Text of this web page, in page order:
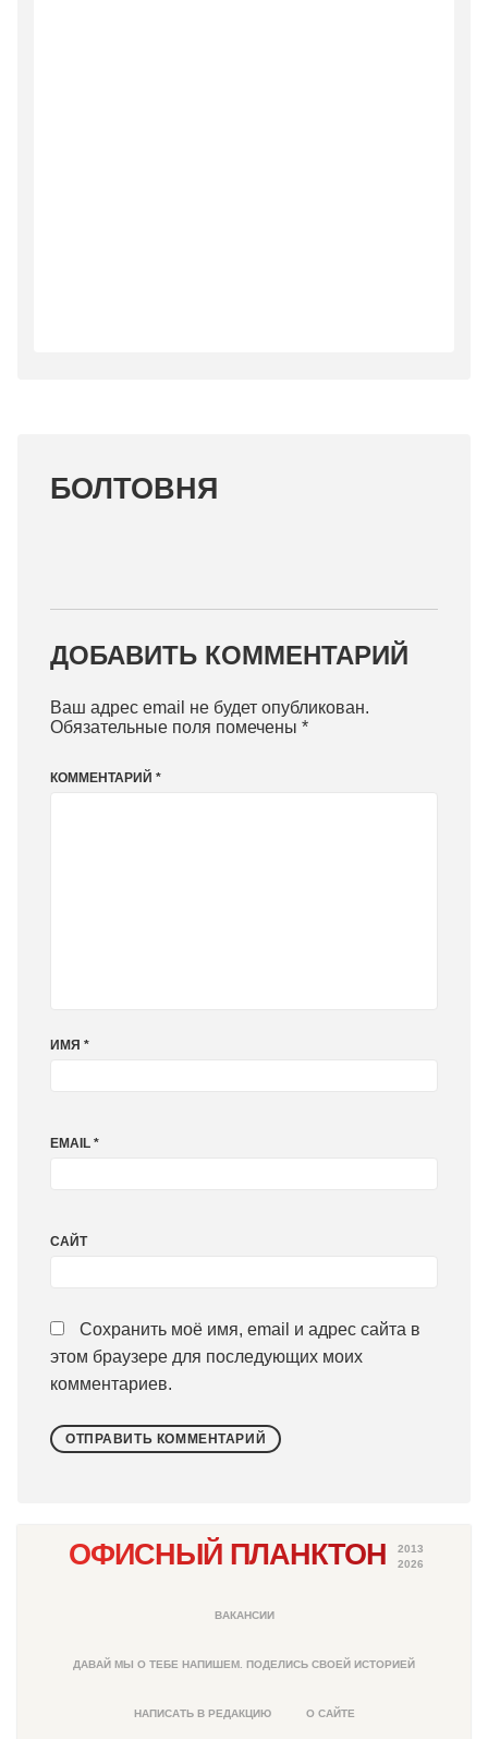
БОЛТОВНЯ
ДОБАВИТЬ КОММЕНТАРИЙ
Ваш адрес email не будет опубликован.
Обязательные поля помечены *
КОММЕНТАРИЙ *
ИМЯ *
EMAIL *
САЙТ
Сохранить моё имя, email и адрес сайта в
этом браузере для последующих моих
комментариев.
ОФИСНЫЙ ПЛАНКТОН
2013
2026
ВАКАНСИИ
ДАВАЙ МЫ О ТЕБЕ НАПИШЕМ. ПОДЕЛИСЬ СВОЕЙ ИСТОРИЕЙ
НАПИСАТЬ В РЕДАКЦИЮ О САЙТЕ